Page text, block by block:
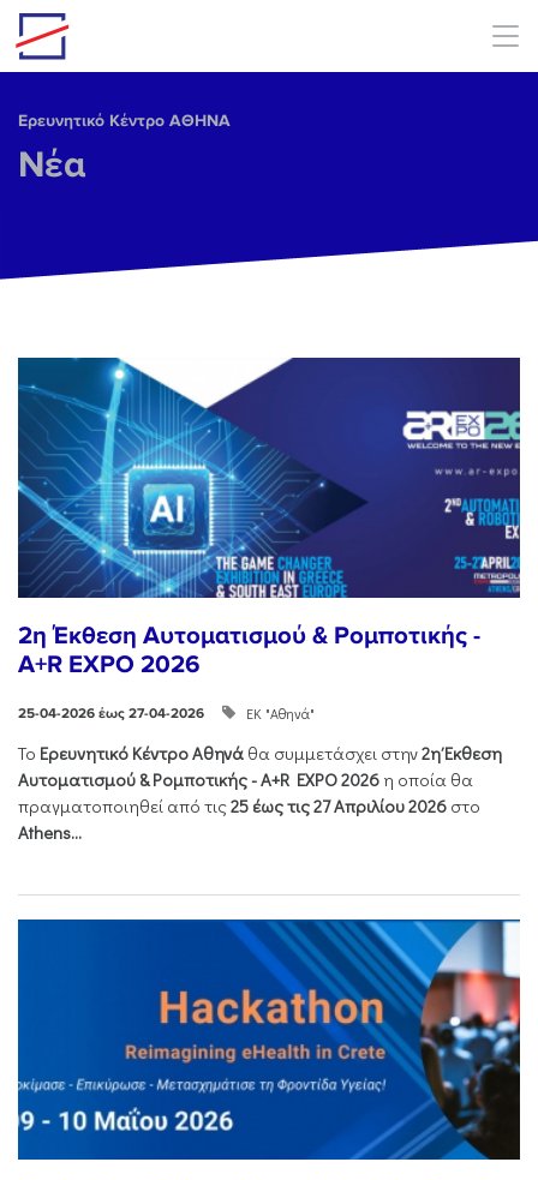
Skip to main content
Ερευνητικό Κέντρο ΑΘΗΝΑ
Νέα
2η Έκθεση Αυτοματισμού & Ρομποτικής -
A+R EXPO 2026
25-04-2026 έως 27-04-2026 ΕΚ "Αθηνά"
Το Ερευνητικό Κέντρο Αθηνά θα συμμετάσχει στην2η Έκθεση
Αυτοματισμού & Ρομποτικής - Α+R EXPO 2026 η οποία θα
πραγματοποιηθεί από τις25 έως τις 27 Απριλίου 2026 στο
Athens...